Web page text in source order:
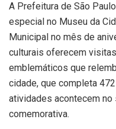
A Prefeitura de São
especial no Museu da
Municipal no mês de
culturais oferecem
emblemáticos que
cidade, que completa
atividades acontecem no
comemorativa.